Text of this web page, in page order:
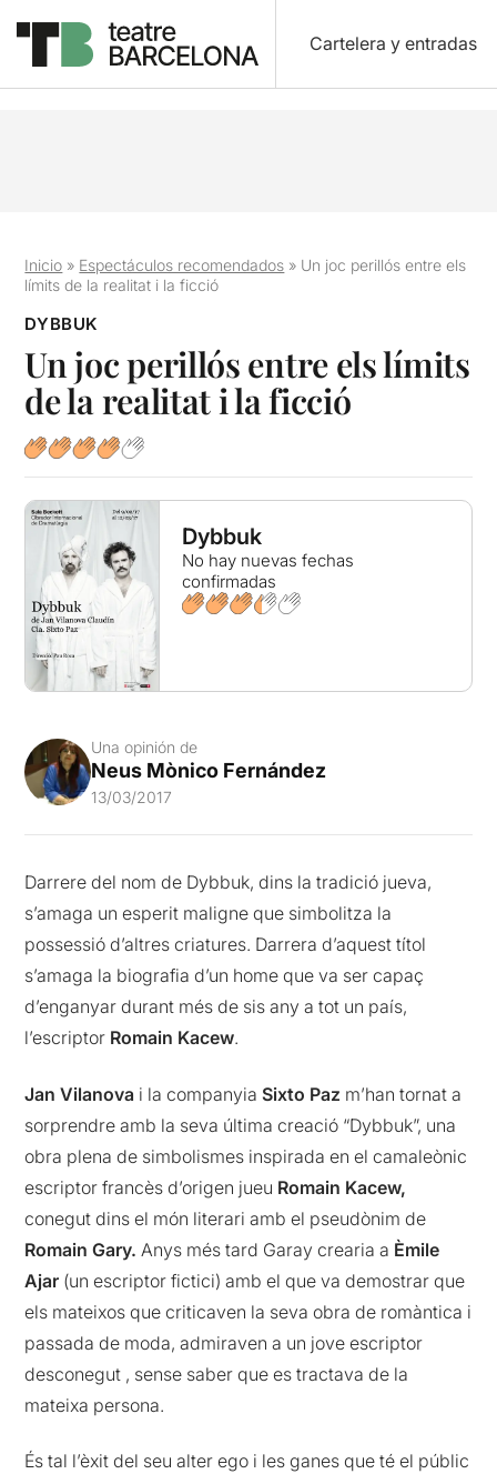
Cartelera y entradas
Inicio » Espectáculos recomendados » Un joc perillós entre els
límits de la realitat i la ficció
DYBBUK
Un joc perillós entre els límits
de la realitat i la ficció
Dybbuk
No hay nuevas fechas
confirmadas
Una opinión de
Neus Mònico Fernández
13/03/2017
Darrere del nom de Dybbuk, dins la tradició jueva,
s’amaga un esperit maligne que simbolitza la
possessió d’altres criatures. Darrera d’aquest títol
s’amaga la biografia d’un home que va ser capaç
d’enganyar durant més de sis any a tot un país,
l’escriptor Romain Kacew.
Jan Vilanova i la companyiaSixto Paz m’han tornat a
sorprendre amb la seva última creació “Dybbuk”, una
obra plena de simbolismes inspirada en el camaleònic
escriptor francès d’origen jueu Romain Kacew,
conegut dins el món literari amb el pseudònim de
Romain Gary. Anys més tard Garay crearia a Èmile
Ajar (un escriptor fictici) amb el que va demostrar que
els mateixos que criticaven la seva obra de romàntica i
passada de moda, admiraven a un jove escriptor
desconegut , sense saber que es tractava de la
mateixa persona.
És tal l’èxit del seu alter ego i les ganes que té el públic